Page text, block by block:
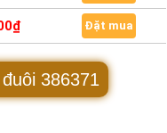
Đặt mua
386371